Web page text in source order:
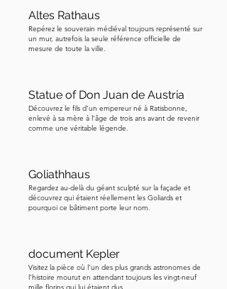
et un saint patron — tous figés dans la
pierre, vous accueillant dans leur ville.
Notre prochain arrêt est sous l'arche.
Altes Rathaus
Repérez le souverain médiéval toujours représenté sur
un mur, autrefois la seule référence officielle de
mesure de toute la ville.
Statue of Don Juan de Austria
Découvrez le fils d’un empereur né à Ratisbonne,
enlevé à sa mère à l’âge de trois ans avant de revenir
comme une véritable légende.
Goliathhaus
Regardez au-delà du géant sculpté sur la façade et
découvrez qui étaient réellement les Goliards et
pourquoi ce bâtiment porte leur nom.
document Kepler
Visitez la pièce où l’un des plus grands astronomes de
l’histoire mourut en attendant toujours les vingt-neuf